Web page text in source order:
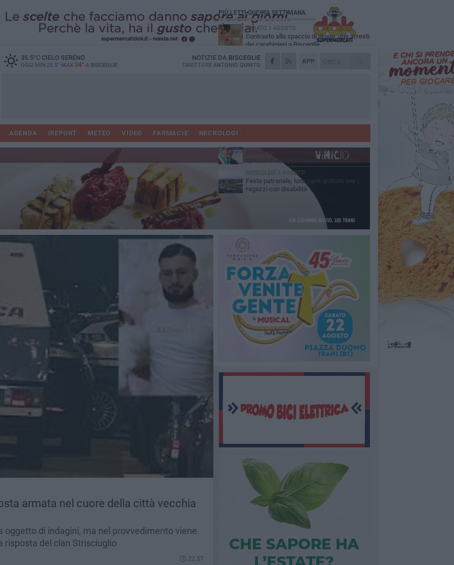
35.5°CCIELO SERENO
OGGI MIN 25.5° MAX 34° A BISCEGLIE
APP
NOTIZIE DA BISCEGLIE
DIRETTORE ANTONIO QUINTO
AGENDA IREPORT METEO VIDEO FARMACIE NECROLOGI
armata nel cuore della città vecchia
oggetto di indagini, ma nel provvedimento viene
del clan Strisciuglio
22.57
PIÙ LETTI QUESTA SETTIMANA
SABATO 1 AGOSTO
Contrasto allo spaccio di droga, due arresti
dei carabinieri a Bisceglie
MARTEDÌ 4 AGOSTO
Emergenza caldo, il Comune di Bisceglie
Due auto incendiate nella notte in via Dieta
SABATO 1 AGOSTO
Arresti per droga, Angarano: «La lotta allo
spaccio è una priorità per la sicurezza»
MERCOLEDÌ 5 AGOSTO
Festa patronale, luna park gratuito per i
ragazzi con disabilità